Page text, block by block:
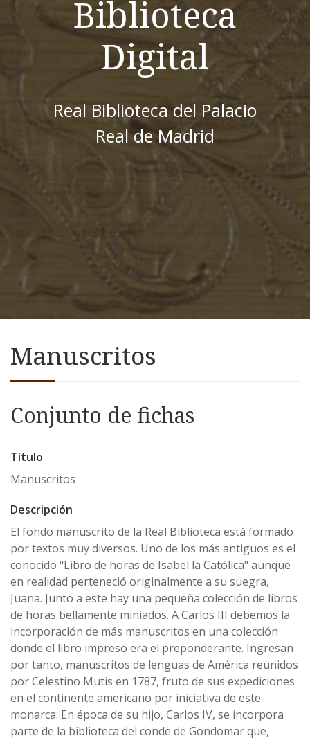
Biblioteca
Digital
Real Biblioteca del Palacio
Real de Madrid
Manuscritos
Conjunto de fichas
Título
Manuscritos
Descripción
El fondo manuscrito de la Real Biblioteca está formado
por textos muy diversos. Uno de los más antiguos es el
conocido "Libro de horas de Isabel la Católica" aunque
en realidad perteneció originalmente a su suegra,
Juana. Junto a este hay una pequeña colección de libros
de horas bellamente miniados. A Carlos III debemos la
incorporación de más manuscritos en una colección
donde el libro impreso era el preponderante. Ingresan
por tanto, manuscritos de lenguas de América reunidos
por Celestino Mutis en 1787, fruto de sus expediciones
en el continente americano por iniciativa de este
monarca. En época de su hijo, Carlos IV, se incorpora
parte de la biblioteca del conde de Gondomar que,